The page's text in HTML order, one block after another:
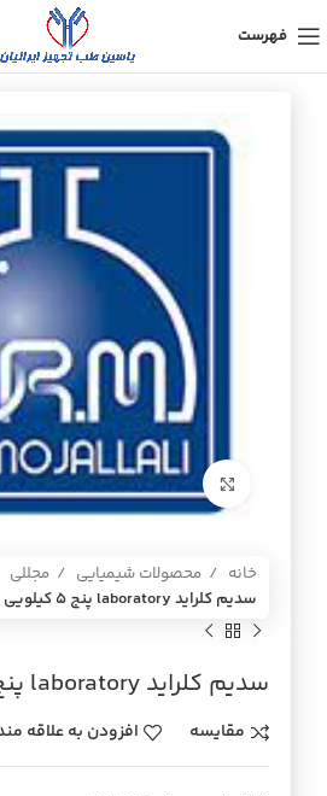
فهرست
برای بزرگنمایی کلیک کنید
خانه محصولات شیمیایی
مجللی
سديم كلرايد laboratory پنج 5 كيلويي
سديم كلرايد laboratory پنج 5 كيلويي
مقایسه افزودن به علاقه